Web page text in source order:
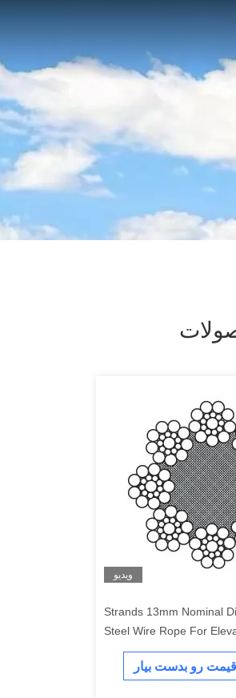
ویدیو
8 Strands 13mm Nominal
Steel Wire Rope For
8×19S+NFC
قیمت رو بدست بیار